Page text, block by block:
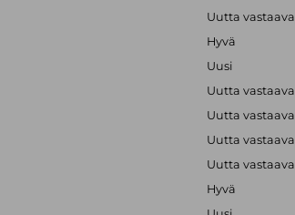
Uutta vastaava
Hyvä
Uusi
Uutta vastaava
Uutta vastaava
Uutta vastaava
Uutta vastaava
Hyvä